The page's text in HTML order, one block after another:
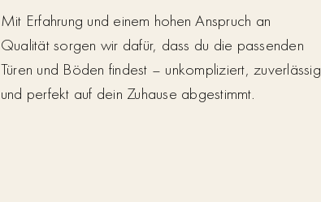
Mit Erfahrung und einem hohen Anspruch an
Qualität sorgen wir dafür, dass du die passenden
Türen und Böden findest – unkompliziert, zuverlässig
und perfekt auf dein Zuhause abgestimmt.